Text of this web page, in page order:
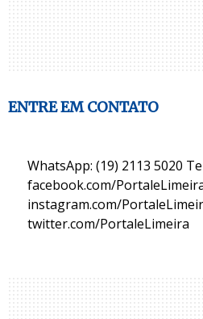
ENTRE EM CONTATO
WhatsApp: (19) 2113 5020
facebook.com/
instagram.com/
twitter.com/PortaleLimeira